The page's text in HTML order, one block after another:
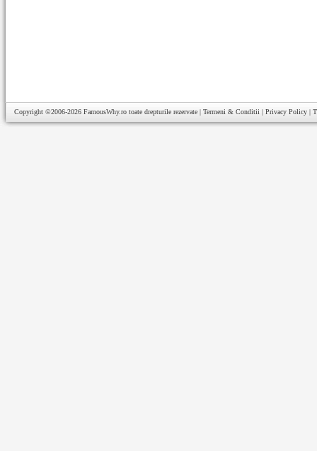
Copyright ©2006-2026 FamousWhy.ro toate drepturile rezervate | Termeni & Conditii | Privacy Policy |